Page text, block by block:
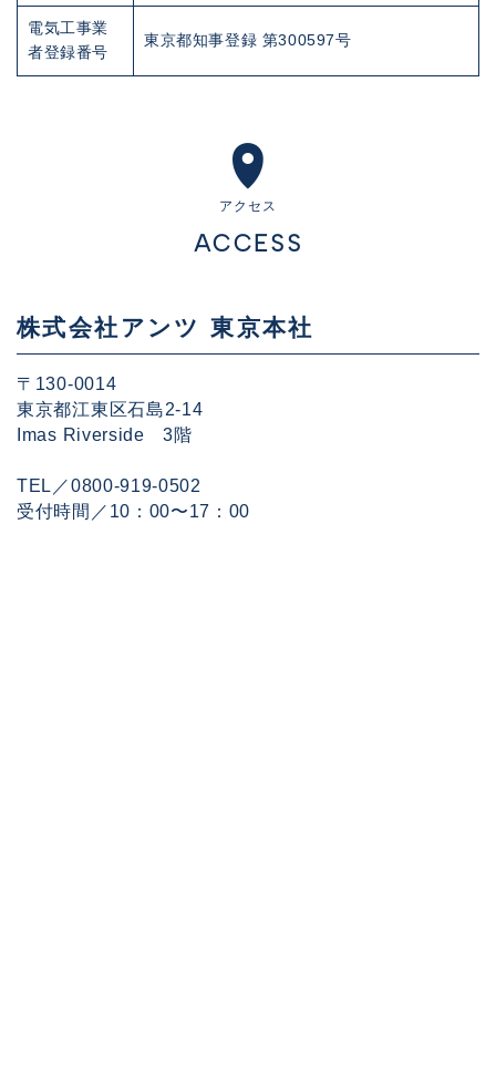
電気工事業
者登録番号
東京都知事登録 第300597号
アクセス
ACCESS
株式会社アンツ 東京本社
〒130-0014
東京都江東区石島2-14
Imas Riverside 3階
TEL／0800-919-0502
受付時間／10：00〜17：00